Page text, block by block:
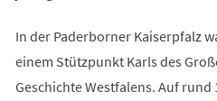
In der Paderborner Kaiserpfalz
einem Stützpunkt Karls des
Geschichte Westfalens. Auf